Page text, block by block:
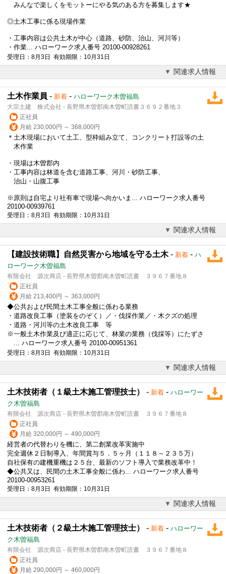
みんなで楽しくをモットーにやる気のある方を募集します★
◎土木工事に係る現場作業
・工事内容は公共土木が中心（道路、砂防、治山、河川等）
・作業... ハローワーク求人番号 20100-00928261
受理日：8月3日 有効期限：10月31日
関連求人情報
土木作業員 - 新着 - ハローワーク木曽福島
大宗土建 株式会社 - 長野県木曽郡南木曽町読書３６９２番地３
正社員
月給 230,000円 ～ 368,000円
＊土木現場において土工、型枠組み立て、コンクリート打設等の土
木作業
・現場は木曽郡内
・工事内容は林道を含む道路工事、河川・砂防工事、
治山・山腹工事
※原則は自宅より社有車で現場へ向かいま... ハローワーク求人番号
20100-00939761
受理日：8月3日 有効期限：10月31日
関連求人情報
【建設技術職】自然災害から地域を守る土木- 新着 - ハ
ローワーク木曽福島
有限会社 源次商店 - 長野県木曽郡南木曽町読書 ３９６７番地８
正社員
月給 213,400円 ～ 363,000円
◆公共および民間土木工事全般に係わる業務
・道路改良工事（塗装をのぞく）／・伐採作業／・木クズの処理
・道路・河川等の土木改良工事 等
※一般土木作業及び適正に応じて、林業の業務（伐採等）にたずさ
... ハローワーク求人番号 20100-00951361
受理日：8月3日 有効期限：10月31日
関連求人情報
土木技術者（１級土木施工管理技士） - 新着 - ハローワー
ク木曽福島
有限会社 源次商店 - 長野県木曽郡南木曽町読書 ３９６７番地８
正社員
月給 320,000円 ～ 490,000円
経営者の代替わりを機に、第二創業改革実施中
完全週休２日制導入、年間賞与５．５ヶ月（１１８～２３５万）
自社保有の建機重機は２５台、最新のソフト導入で業務改革中！
◆公共又は、民間の土木工事全般に係わ... ハローワーク求人番号
20100-00953261
受理日：8月3日 有効期限：10月31日
関連求人情報
土木技術者（２級土木施工管理技士） - 新着 - ハローワー
ク木曽福島
有限会社 源次商店 - 長野県木曽郡南木曽町読書 ３９６７番地８
正社員
月給 290,000円 ～ 460,000円